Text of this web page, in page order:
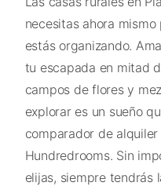
necesitas ahora
estás organizando.
tu escapada en mitad
campos de flores y
explorar es un sueño
comparador de
Hundredrooms. Sin
elijas, siempre tendrás